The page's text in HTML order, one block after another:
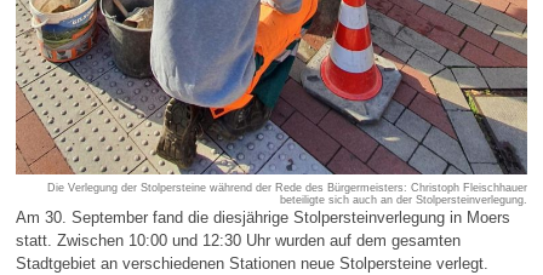
Die Verlegung der Stolpersteine während der Rede des Bürgermeisters: Christoph Fleischhauer
beteiligte sich auch an der Stolpersteinverlegung.
Am 30. September fand die diesjährige Stolpersteinverlegung in Moers
statt. Zwischen 10:00 und 12:30 Uhr wurden auf dem gesamten
Stadtgebiet an verschiedenen Stationen neue Stolpersteine verlegt.